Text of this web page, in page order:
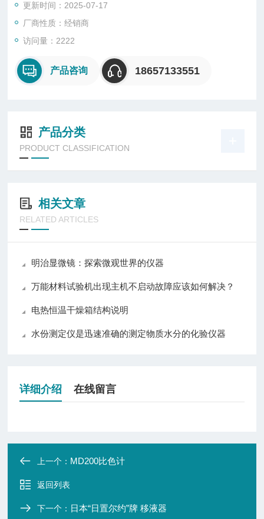
Chlorine, pH, COD,
Hardness, Iron,
Manganese, Nitrite,
􀂾 采用LED 光源, 稳定耐用
􀂾 可储存1000 个数据及10
更新时间：2025-07-17
厂商性质：经销商
访问量：2222
产品咨询 18657133551
产品分类
PRODUCT CLASSIFICATION
相关文章
RELATED ARTICLES
明治显微镜：探索微观世界的仪器
万能材料试验机出现主机不启动故障应该如何解决？
电热恒温干燥箱结构说明
水份测定仪是迅速准确的测定物质水分的化验仪器
详细介绍 在线留言
上一个： MD200比色计
返回列表
下一个： 日本“日置尔约”牌 移液器